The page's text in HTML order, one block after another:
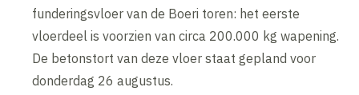
funderingsvloer van de Boeri toren: het eerste
vloerdeel is voorzien van circa 200.000 kg wapening.
De betonstort van deze vloer staat gepland voor
donderdag 26 augustus.